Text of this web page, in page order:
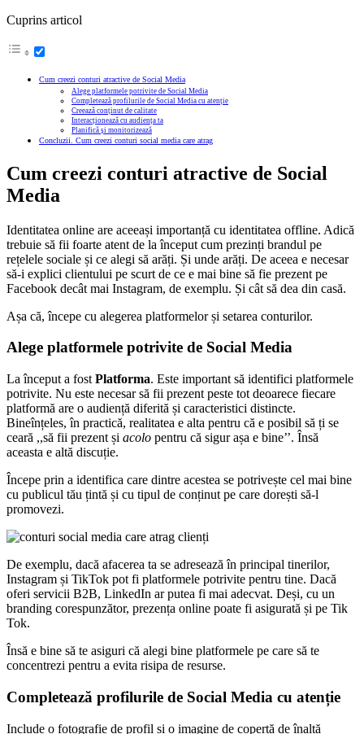
Cuprins articol
Cum creezi conturi atractive de Social Media
Alege platformele potrivite de Social Media
Completează profilurile de Social Media cu atenție
Creează conținut de calitate
Interacționează cu audiența ta
Planifică și monitorizează
Concluzii. Cum creezi conturi social media care atrag
Cum creezi conturi atractive de Social
Media
Identitatea online are aceeași importanță cu identitatea offline. Adică
trebuie să fii foarte atent de la început cum prezinți brandul pe
rețelele sociale și ce alegi să arăți. Și unde arăți. De aceea e necesar
să-i explici clientului pe scurt de ce e mai bine să fie prezent pe
Facebook decât mai Instagram, de exemplu. Și cât să dea din casă.
Așa că, începe cu alegerea platformelor și setarea conturilor.
Alege platformele potrivite de Social Media
La început a fost Platforma. Este important să identifici platformele
potrivite. Nu este necesar să fii prezent peste tot deoarece fiecare
platformă are o audiență diferită și caracteristici distincte.
Bineînțeles, în practică, realitatea e alta pentru că e posibil să ți se
ceară ,,să fii prezent și acolo pentru că sigur așa e bine’’. Însă
aceasta e altă discuție.
Începe prin a identifica care dintre acestea se potrivește cel mai bine
cu publicul tău țintă și cu tipul de conținut pe care dorești să-l
promovezi.
De exemplu, dacă afacerea ta se adresează în principal tinerilor,
Instagram și TikTok pot fi platformele potrivite pentru tine. Dacă
oferi servicii B2B, LinkedIn ar putea fi mai adecvat. Deși, cu un
branding corespunzător, prezența online poate fi asigurată și pe Tik
Tok.
Însă e bine să te asiguri că alegi bine platformele pe care să te
concentrezi pentru a evita risipa de resurse.
Completează profilurile de Social Media cu atenție
Include o fotografie de profil și o imagine de copertă de înaltă